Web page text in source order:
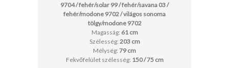
9704 / fehér/solar 99 / fehér/savana 03 /
fehér/modone 9702 / világos sonoma
tölgy/modone 9702
Magasság: 61 cm
Szélesség: 203 cm
Mélység: 79 cm
Fekvőfelület szélesség: 150 / 75 cm